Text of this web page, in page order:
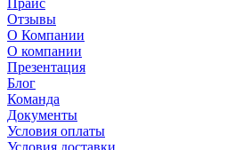
Прайс
Отзывы
О Компании
О компании
Презентация
Блог
Команда
Документы
Условия оплаты
Условия доставки